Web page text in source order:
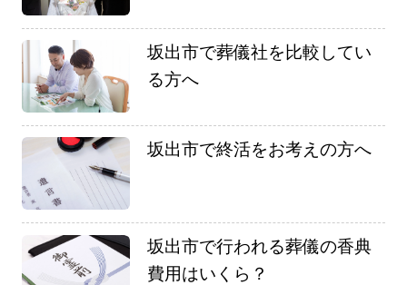
坂出市で葬儀社を比較してい
る方へ
坂出市で終活をお考えの方へ
坂出市で行われる葬儀の香典
費用はいくら？